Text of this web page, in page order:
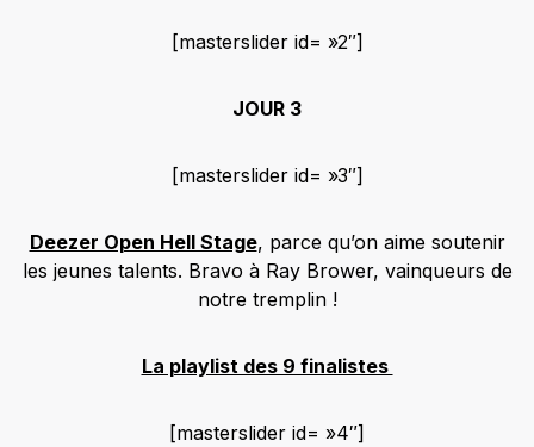
[masterslider id= »2″]
JOUR 3
[masterslider id= »3″]
Deezer Open Hell Stage, parce qu’on aime soutenir
les jeunes talents. Bravo à Ray Brower, vainqueurs de
notre tremplin !
La playlist des 9 finalistes
[masterslider id= »4″]